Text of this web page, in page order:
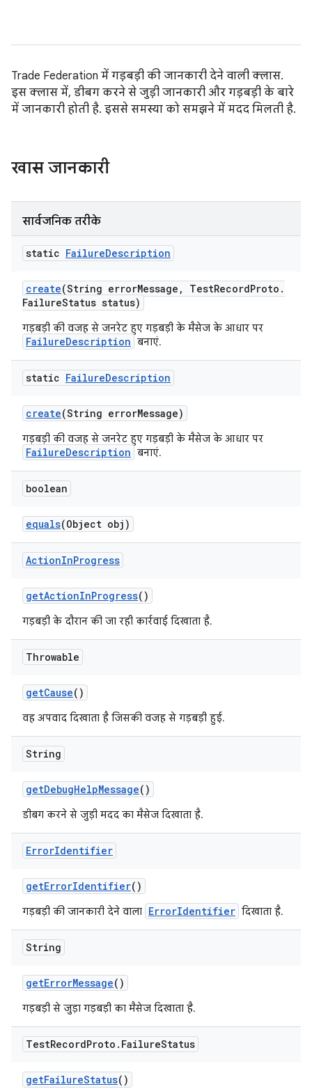
Trade Federation में गड़बड़ी की जानकारी देने वाली क्लास.
इस क्लास में, डीबग करने से जुड़ी जानकारी और गड़बड़ी के बारे
में जानकारी होती है. इससे समस्या को समझने में मदद मिलती है.
खास जानकारी
सार्वजनिक तरीके
static FailureDescription
create(String errorMessage , TestRecordProto .
FailureStatus status)
गड़बड़ी की वजह से जनरेट हुए गड़बड़ी के मैसेज के आधार पर
FailureDescription बनाएं.
static FailureDescription
create(String errorMessage)
गड़बड़ी की वजह से जनरेट हुए गड़बड़ी के मैसेज के आधार पर
FailureDescription बनाएं.
boolean
equals(Object obj)
ActionInProgress
getActionInProgress()
गड़बड़ी के दौरान की जा रही कार्रवाई दिखाता है.
Throwable
getCause()
वह अपवाद दिखाता है जिसकी वजह से गड़बड़ी हुई.
String
getDebugHelpMessage()
डीबग करने से जुड़ी मदद का मैसेज दिखाता है.
ErrorIdentifier
getErrorIdentifier()
गड़बड़ी की जानकारी देने वाला ErrorIdentifier दिखाता है.
String
getErrorMessage()
गड़बड़ी से जुड़ा गड़बड़ी का मैसेज दिखाता है.
TestRecordProto . FailureStatus
getFailureStatus()